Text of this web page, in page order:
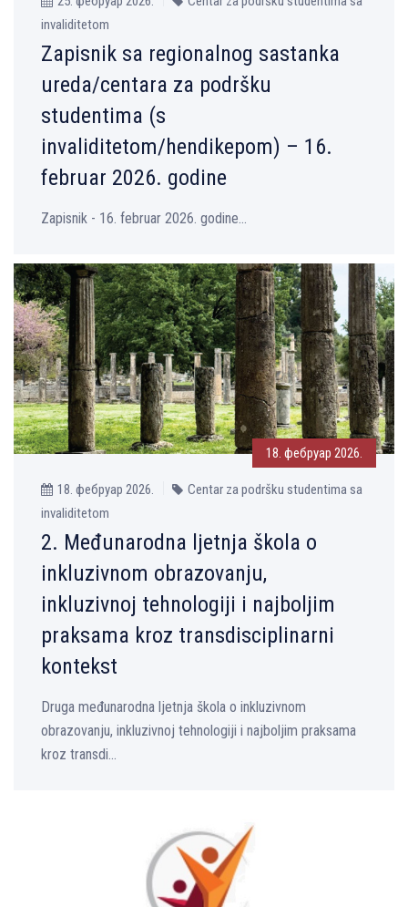
invaliditetom
Zapisnik sa regionalnog sastanka
ureda/centara za podršku
studentima (s
invaliditetom/hendikepom) – 16.
februar 2026. godine
Zapisnik - 16. februar 2026. godine...
18. фебруар 2026.
18. фебруар 2026.
Centar za podršku studentima sa
invaliditetom
2. Međunarodna lјetnja škola o
inkluzivnom obrazovanju,
inkluzivnoj tehnologiji i najbolјim
praksama kroz transdisciplinarni
kontekst
Druga međunarodna lјetnja škola o inkluzivnom
obrazovanju, inkluzivnoj tehnologiji i najbolјim praksama
kroz transdi...